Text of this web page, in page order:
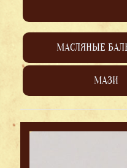
МАСЛЯНЫЕ
МАЗИ